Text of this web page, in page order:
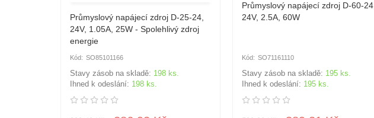
Průmyslový napájecí zdroj D-25-24,
24V, 1.05A, 25W - Spolehlivý zdroj
energie
SO85101166
Stavy zásob na skladě: 198 ks.
Ihned k odeslání: 198 ks.
Průmyslový napájecí zdroj D-60-24,
24V, 2.5A, 60W
SO71161110
Stavy zásob na skladě: 195 ks.
Ihned k odeslání: 195 ks.